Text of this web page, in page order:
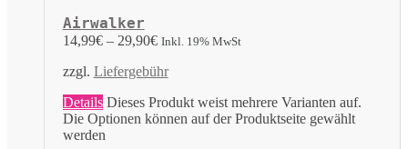
Airwalker
14,99€– 29,90€ Inkl. 19% MwSt
zzgl. Liefergebühr
Details Dieses Produkt weist mehrere Varianten auf.
Die Optionen können auf der Produktseite gewählt
werden